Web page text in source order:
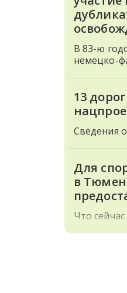
В 83-ю
немецко-
13
Сведения
Для
в
Что